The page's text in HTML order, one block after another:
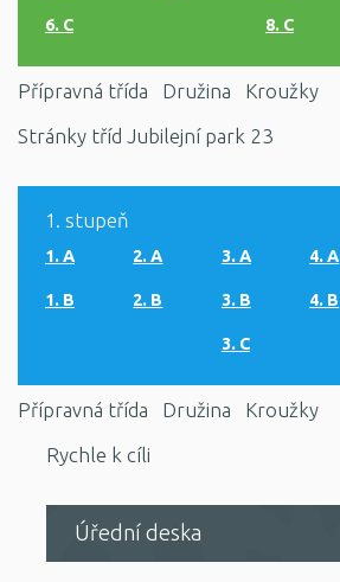
6. C 8. C
Přípravná třída Družina
Kroužky
Stránky tříd Jubilejní park 23
1. stupeň
1. A
1. B
2. A
2. B
3. A
3. B
3. C
4. A
4. B
Přípravná třída Družina
Kroužky
Rychle k cíli
Úřední deska